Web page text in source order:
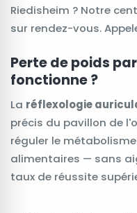
Riedisheim ? Notre
sur rendez-vous.
Perte de poids
fonctionne ?
La réflexologie
précis du pavillon de
réguler le
alimentaires — sans
taux de réussite